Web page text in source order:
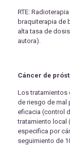
RTE:
braquiterapia de
alta tasa de
autora).
Cáncer de
Los tratamientos
de riesgo de mal
eficacia (control
tratamiento local
especifica por
seguimiento de